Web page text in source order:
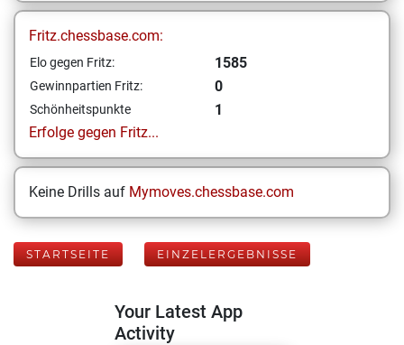
Fritz.chessbase.com:
Elo gegen Fritz: 1585
Gewinnpartien Fritz: 0
Schönheitspunkte
1
Erfolge gegen Fritz...
Keine Drills auf Mymoves.chessbase.com
STARTSEITE EINZELERGEBNISSE
Your Latest App
Activity